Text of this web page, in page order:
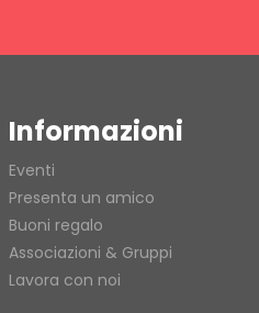
Informazioni
Eventi
Presenta un amico
Buoni regalo
Associazioni & Gruppi
Lavora con noi